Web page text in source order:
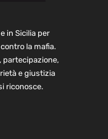
in Sicilia per
la mafia.
partecipazione,
e giustizia
riconosce.